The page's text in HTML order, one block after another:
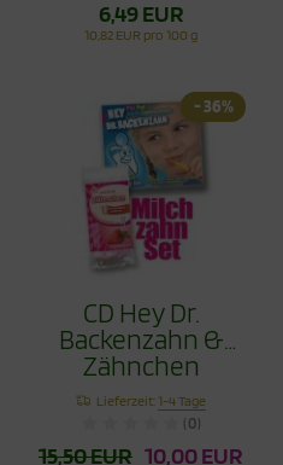
6,49 EUR
10,82 EUR pro 100 g
CD Hey Dr.
Backenzahn &
Zähnchen
Erdbeere 30g im
Set
Lieferzeit:1-4 Tage
(0)
15,50 EUR 10,00 EUR
- 36%